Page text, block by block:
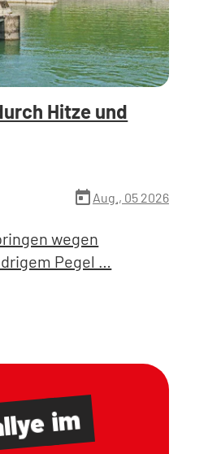
Hitze und
today Aug., 05 2026
wegen
Pegel …
im